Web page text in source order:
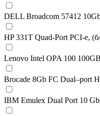
DELL Broadcom 57412
HP 331T Quad-Port PCI-e,
Lenovo Intel OPA 100
Brocade 8Gb FC Dual–port
IBM Emulex Dual Port 10